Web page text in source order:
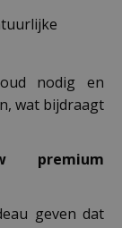
nodig en
wat bijdraagt
premium
geven dat